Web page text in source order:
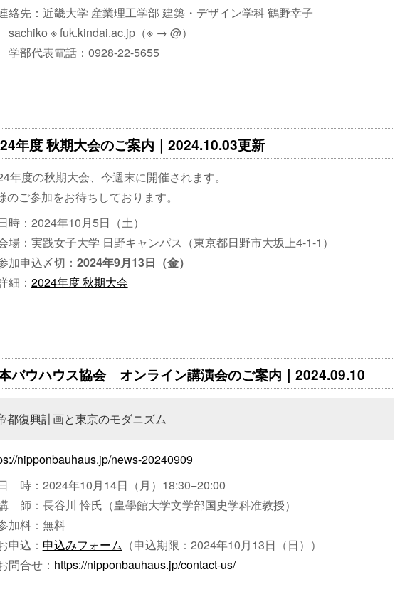
絡先：近畿大学 産業理工学部 建築・デザイン学科 鶴野幸子
sachiko ※ fuk.kindai.ac.jp（※ → @）
学部代表電話：0928-22-5655
年度 秋期大会のご案内｜2024.10.03更新
年度の秋期大会、今週末に開催されます。
のご参加をお待ちしております。
時：2024年10月5日（土）
場：実践女子大学 日野キャンパス（東京都日野市大坂上4-1-1）
加申込〆切： 2024年9月13日（金）
細： 2024年度 秋期大会
バウハウス協会 オンライン講演会のご案内｜2024.09.10
都復興計画と東京のモダニズム
nipponbauhaus.jp/news-20240909
時：2024年10月14日（月）18:30−20:00
師：長谷川 怜氏（皇學館大学文学部国史学科准教授）
加料：無料
申込： 申込みフォーム （申込期限：2024年10月13日（日））
問合せ： https://nipponbauhaus.jp/contact-us/